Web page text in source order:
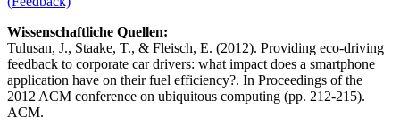
Wissenschaftliche Quellen:
Tulusan, J., Staake, T., & Fleisch, E. (2012). Providing eco-driving
feedback to corporate car drivers: what impact does a smartphone
application have on their fuel efficiency?. In Proceedings of the
2012 ACM conference on ubiquitous computing (pp. 212-215).
ACM.